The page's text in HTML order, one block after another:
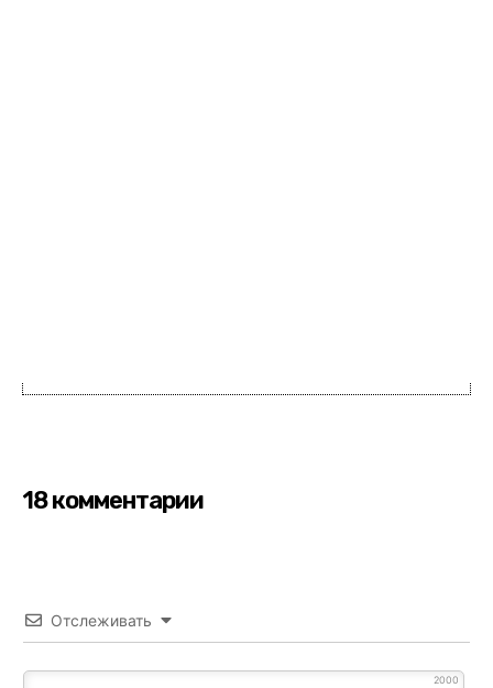
18 комментарии
Отслеживать
2000